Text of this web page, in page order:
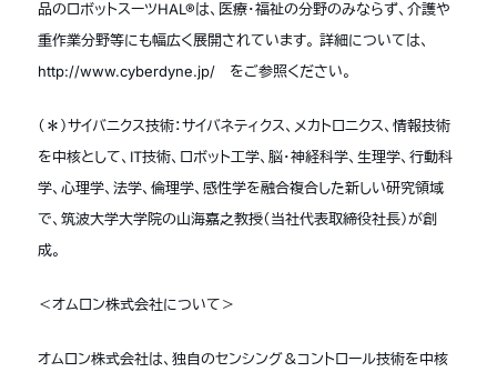
品のロボットスーツHAL®は、医療・福祉の分野のみならず、介護や
重作業分野等にも幅広く展開されています。 詳細については、
http://www.cyberdyne.jp/ をご参照ください。
（＊）サイバニクス技術：サイバネティクス、メカトロニクス、情報技術
を中核として、IT技術、ロボット工学、脳・神経科学、生理学、行動科
学、心理学、法学、倫理学、感性学を融合複合した新しい研究領域
で、筑波大学大学院の山海嘉之教授（当社代表取締役社長）が創
成。
＜オムロン株式会社について＞
オムロン株式会社は、独自のセンシング＆コントロール技術を中核